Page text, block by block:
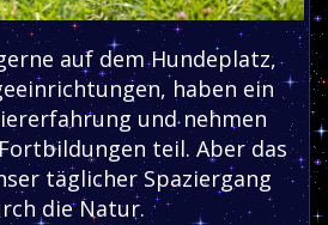
auf dem Hundeplatz,
haben ein
und nehmen
teil. Aber das
täglicher Spaziergang
die Natur.